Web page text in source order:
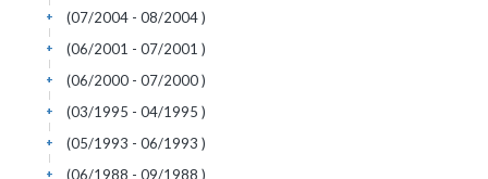
(07/2004 - 08/2004 )
+
(06/2001 - 07/2001 )
+
(06/2000 - 07/2000 )
+
(03/1995 - 04/1995 )
+
(05/1993 - 06/1993 )
+
(06/1988 - 09/1988 )
+